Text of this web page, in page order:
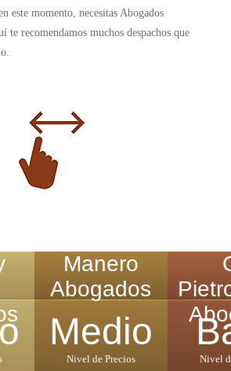
este momento, necesitas Abogados
te recomendamos muchos despachos que
Manero
Abogados
Medio
Nivel de Precios Nivel